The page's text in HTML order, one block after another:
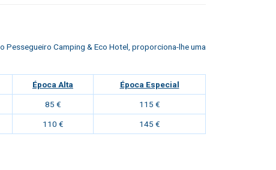
Pessegueiro Camping & Eco Hotel, proporciona-lhe uma
Época Alta Época Especial
85 € 115 €
110 € 145 €